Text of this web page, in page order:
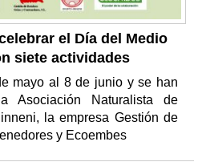
el Día del Medio
siete actividades
mayo al 8 de junio y se han
Asociación Naturalista de
la empresa Gestión de
y Ecoembes